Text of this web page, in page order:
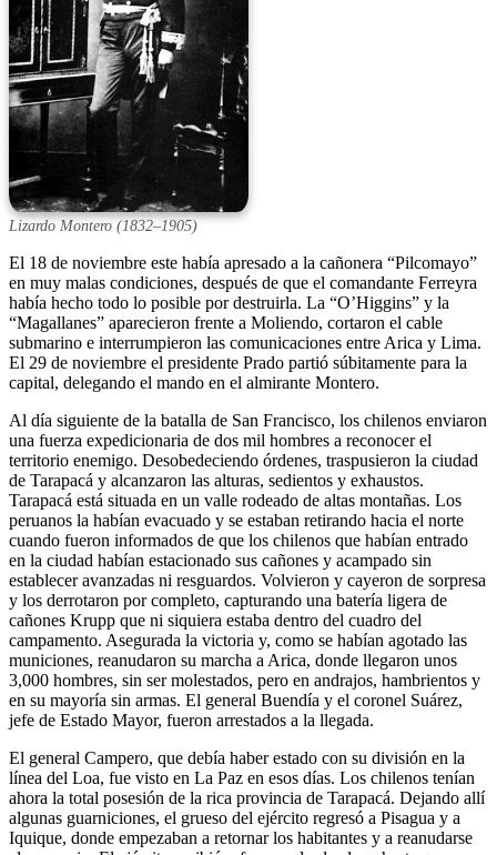
Lizardo Montero (1832–1905)
El 18 de noviembre este había apresado a la cañonera “Pilcomayo”
en muy malas condiciones, después de que el comandante Ferreyra
había hecho todo lo posible por destruirla. La “O’Higgins” y la
“Magallanes” aparecieron frente a Moliendo, cortaron el cable
submarino e interrumpieron las comunicaciones entre Arica y Lima.
El 29 de noviembre el presidente Prado partió súbitamente para la
capital, delegando el mando en el almirante Montero.
Al día siguiente de la batalla de San Francisco, los chilenos enviaron
una fuerza expedicionaria de dos mil hombres a reconocer el
territorio enemigo. Desobedeciendo órdenes, traspusieron la ciudad
de Tarapacá y alcanzaron las alturas, sedientos y exhaustos.
Tarapacá está situada en un valle rodeado de altas montañas. Los
peruanos la habían evacuado y se estaban retirando hacia el norte
cuando fueron informados de que los chilenos que habían entrado
en la ciudad habían estacionado sus cañones y acampado sin
establecer avanzadas ni resguardos. Volvieron y cayeron de sorpresa
y los derrotaron por completo, capturando una batería ligera de
cañones Krupp que ni siquiera estaba dentro del cuadro del
campamento. Asegurada la victoria y, como se habían agotado las
municiones, reanudaron su marcha a Arica, donde llegaron unos
3,000 hombres, sin ser molestados, pero en andrajos, hambrientos y
en su mayoría sin armas. El general Buendía y el coronel Suárez,
jefe de Estado Mayor, fueron arrestados a la llegada.
El general Campero, que debía haber estado con su división en la
línea del Loa, fue visto en La Paz en esos días. Los chilenos tenían
ahora la total posesión de la rica provincia de Tarapacá. Dejando allí
algunas guarniciones, el grueso del ejército regresó a Pisagua y a
Iquique, donde empezaban a retornar los habitantes y a reanudarse